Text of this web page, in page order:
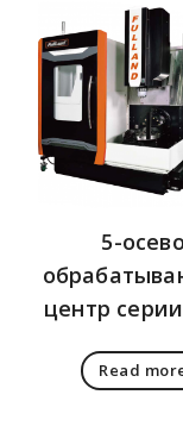
5-осево
центр
Read